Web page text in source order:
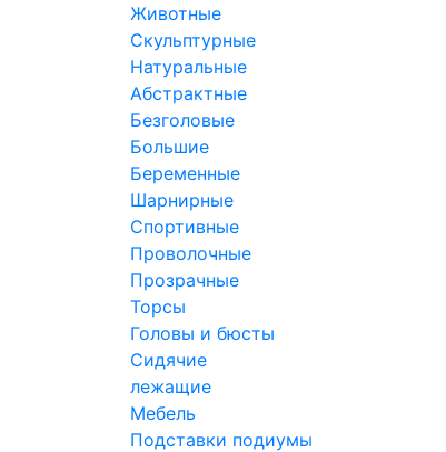
Животные
Скульптурные
Натуральные
Абстрактные
Безголовые
Большие
Беременные
Шарнирные
Спортивные
Проволочные
Прозрачные
Торсы
Головы и бюсты
Сидячие
лежащие
Мебель
Подставки подиумы